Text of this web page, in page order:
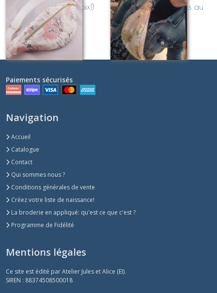
(dimensions au choix!)
À partir de 38€
GOLDEN (dimensions au
choix)
À partir de 38€
Paiements sécurisés
Navigation
Accueil
Catalogue
Contact
Qui sommes nous ?
Conditions générales de vente
Créez votre liste de naissance!
La broderie en appliqué: qu'est ce que c'est ?
Programme de Fidélité
Mentions légales
Ce site est édité par Atelier Jules et Alice (EI).
SIREN : 88374508500018